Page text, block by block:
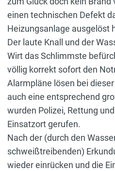
einen technischen Defekt
Heizungsanlage ausgelöst
Der laute Knall und der
Wirt das Schlimmste
völlig korrekt sofort den
Alarmpläne lösen bei
auch eine entsprechend
wurden Polizei, Rettung
Einsatzort gerufen.
Nach der (durch den
schweißtreibenden)
wieder einrücken und die